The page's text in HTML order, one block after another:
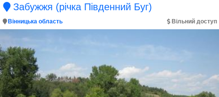
Забужжя (річка Південний Буг)
Вінницька область Вільний доступ